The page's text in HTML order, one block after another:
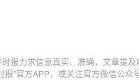
报力求信息真实、准确，文章提
报"官方APP，或关注官方微信公